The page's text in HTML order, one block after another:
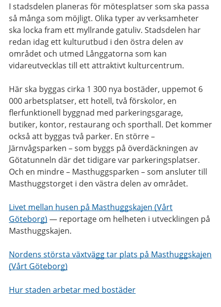
I stadsdelen planeras för mötesplatser som ska passa
så många som möjligt. Olika typer av verksamheter
ska locka fram ett myllrande gatuliv. Stadsdelen har
redan idag ett kulturutbud i den östra delen av
området och utmed Långgatorna som kan
vidareutvecklas till ett attraktivt kulturcentrum.
Här ska byggas cirka 1 300 nya bostäder, uppemot 6
000 arbetsplatser, ett hotell, två förskolor, en
flerfunktionell byggnad med parkeringsgarage,
butiker, kontor, restaurang och sporthall. Det kommer
också att byggas två parker. En större –
Järnvågsparken – som byggs på överdäckningen av
Götatunneln där det tidigare var parkeringsplatser.
Och en mindre – Masthuggsparken – som ansluter till
Masthuggstorget i den västra delen av området.
Livet mellan husen på Masthuggskajen (Vårt
Göteborg) — reportage om helheten i utvecklingen på
Masthuggskajen.
Nordens största växtvägg tar plats på Masthuggskajen
(Vårt Göteborg)
Hur staden arbetar med bostäder